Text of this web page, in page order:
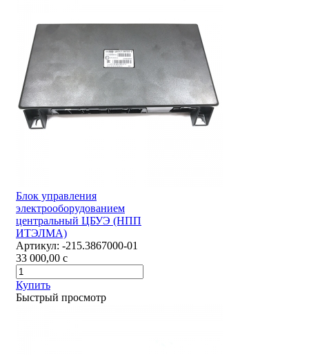
Блок управления
электрооборудованием
центральный ЦБУЭ (НПП
ИТЭЛМА)
Артикул: -215.3867000-01
33 000,00 c
Купить
Быстрый просмотр